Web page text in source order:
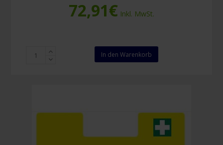
72,91€ Inkl. MwSt.
Verbandkasten
Menge
In den Warenkorb